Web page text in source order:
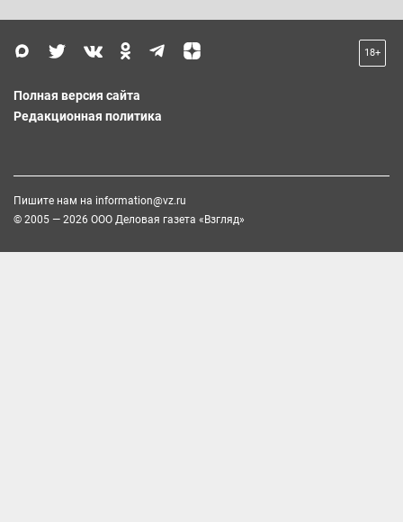
18+
Полная версия сайта
Редакционная политика
Пишите нам на information@vz.ru
© 2005 — 2026 ООО Деловая газета «Взгляд»